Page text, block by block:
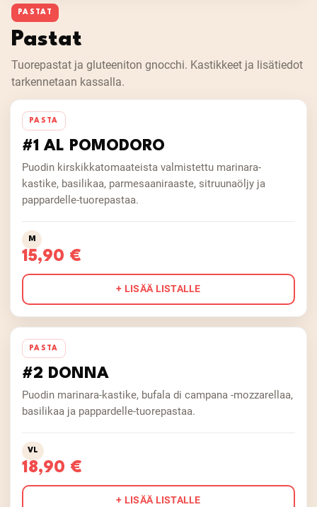
PASTAT
Pastat
Tuorepastat ja gluteeniton gnocchi. Kastikkeet ja lisätiedot
tarkennetaan kassalla.
PASTA
#1 AL POMODORO
Puodin kirskikkatomaateista valmistettu marinara-
kastike, basilikaa, parmesaaniraaste, sitruunaöljy ja
pappardelle-tuorepastaa.
M
15,90 €
+ LISÄÄ LISTALLE
PASTA
#2 DONNA
Puodin marinara-kastike, bufala di campana -mozzarellaa,
basilikaa ja pappardelle-tuorepastaa.
VL
18,90 €
+ LISÄÄ LISTALLE